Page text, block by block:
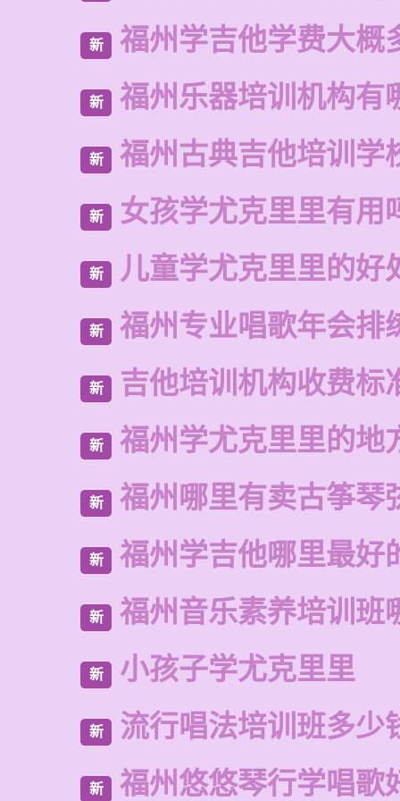
新 福州学吉他学费大概
新 福州乐器培训机构有
新 福州古典吉他培训学
新 女孩学尤克里里有用
新 儿童学尤克里里的好
新 福州专业唱歌年会排
新 吉他培训机构收费标
新 福州学尤克里里的地
新 福州哪里有卖古筝琴
新 福州学吉他哪里最好
新 福州音乐素养培训班
新 小孩子学尤克里里
新 流行唱法培训班多少
新 福州悠悠琴行学唱歌